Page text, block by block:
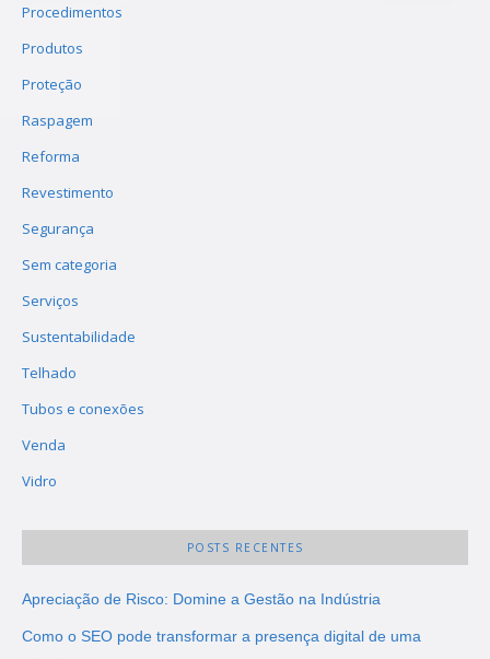
Procedimentos
Produtos
Proteção
Raspagem
Reforma
Revestimento
Segurança
Sem categoria
Serviços
Sustentabilidade
Telhado
Tubos e conexões
Venda
Vidro
POSTS RECENTES
Apreciação de Risco: Domine a Gestão na Indústria
Como o SEO pode transformar a presença digital de uma